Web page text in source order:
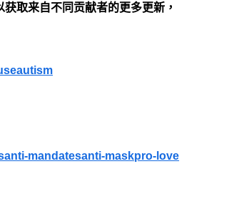
取来自不同贡献者的更多更新，
mandatesanti-maskpro-love